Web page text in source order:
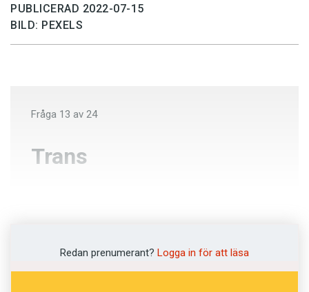
PUBLICERAD 2022-07-15
BILD: PEXELS
Fråga 13 av 24
Trans
Hänryckning
Redan prenumerant? Logga in för att läsa